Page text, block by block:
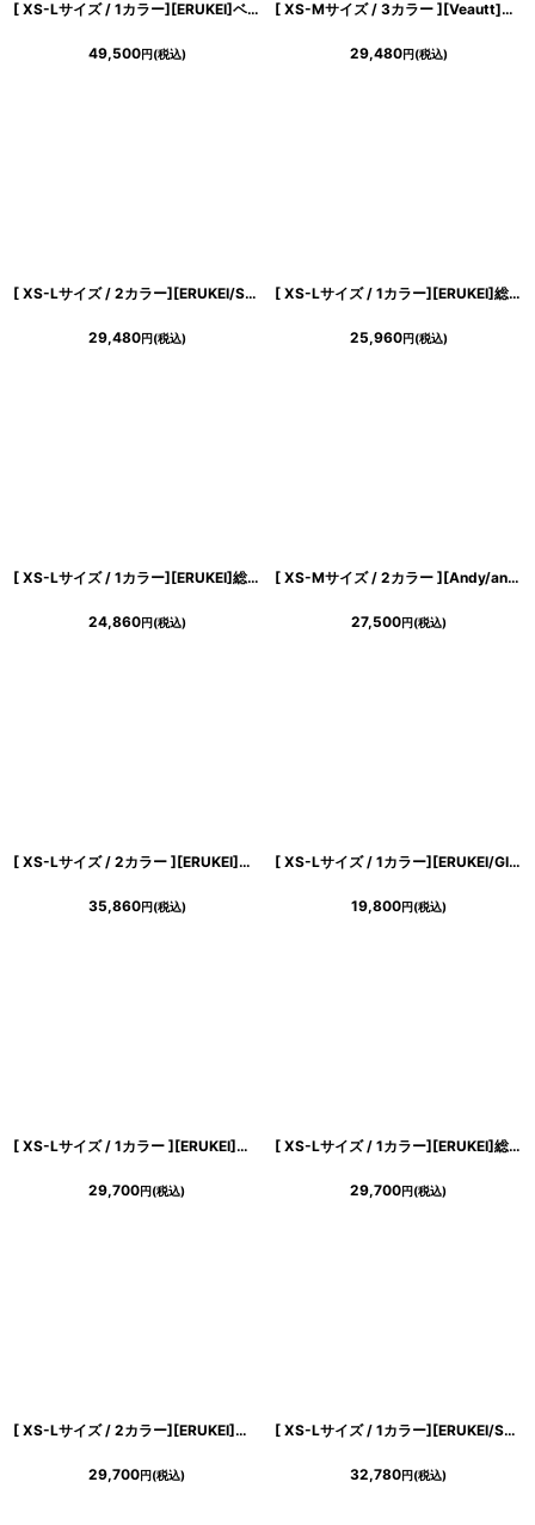
[ XS-Lサイズ / 1カラー][ERUKEI]ベア・ジャガード・金糸・花柄・Aライン・切替・フレア・ロングドレス[山崎みどり着用][送料無料] mysl
49,500円(税込)
[ XS-Mサイズ / 3カラー ][Veautt]ウエストクロスデザイン・ドレープ・バックオープン ・セパレート・フレア・セミロング丈・ミディアムドレス《送料＆代引き手数料無料》
29,480円(税込)
[ XS-Lサイズ / 2カラー][ERUKEI/SETTAN]花柄・シフォン・ティアードフリル・Aライン・レースポイント・ミディアムドレス・ワンピース[送料無料]
29,480円(税込)
[ XS-Lサイズ / 1カラー][ERUKEI]総レース・シアー・七分袖・ベルスリーブ・タイト・ミディアムドレス・ワンピース[送料無料]
25,960円(税込)
[ XS-Lサイズ / 1カラー][ERUKEI]総レース・ケミカルレース・ビジューボタン・ノースリーブ・タイト・ミニドレス・ワンピース[送料無料]
24,860円(税込)
[ XS-Mサイズ / 2カラー ][Andy/an][an]ダイヤ柄・ビジューボタン・Vネック・ジャガード・ストレッチ タイト・ミニドレス《送料＆代引き手数料無料》
27,500円(税込)
[ XS-Lサイズ / 2カラー ][ERUKEI]花柄・刺繍・チュール・スパンコール・長袖・ロングスリーブ・シアー・マキシ丈・Aライン・フレア・ロングドレス[山崎みどり着用][送料無料] mygr
35,860円(税込)
[ XS-Lサイズ / 1カラー][ERUKEI/GINZA COUTURE]サテン・花柄・プリント・ハイウエスト・レース切替・Aライン・ミディアムドレス・ワンピース[送料無料]
19,800円(税込)
[ XS-Lサイズ / 1カラー ][ERUKEI]ノースリーブ・総レース・リボン・タイト・ミディアムドレス・ワンピース[送料無料]
29,700円(税込)
[ XS-Lサイズ / 1カラー][ERUKEI]総レース・チュールレース・シアー・ノースリーブ・タイト・インナーミニ・ストレートライン・ロングドレス[送料無料]
29,700円(税込)
[ XS-Lサイズ / 2カラー][ERUKEI]総レース Vネック 七分袖 花柄 ブラック ホワイト マーメイド ロングドレス ワンピース[送料無料][山崎みどり着用]mybk
29,700円(税込)
[ XS-Lサイズ / 1カラー][ERUKEI/SETTAN]立体フラワー・レース・メッシュ・シアー・ノースリーブ・インナーミニ・Aライン・ミディアムドレス・ワンピース[送料無料]
32,780円(税込)